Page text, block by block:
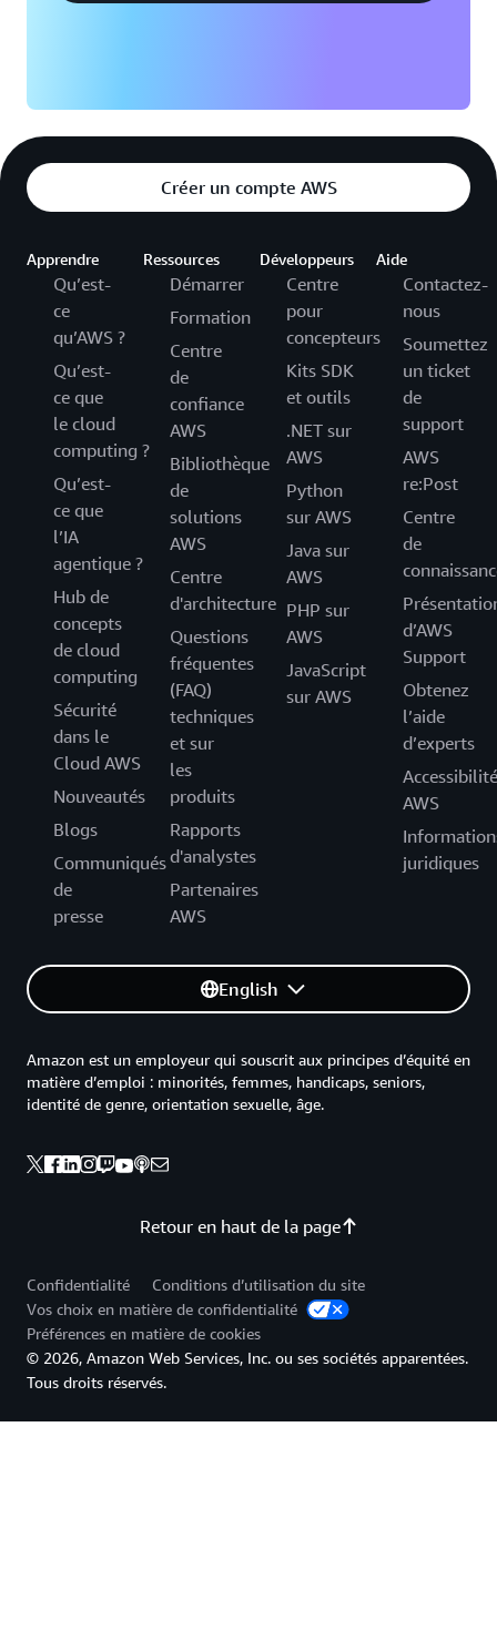
Créer un compte AWS
Apprendre
Qu’est-
ce
qu’AWS ?
Qu’est-
ce que
le cloud
computing ?
Qu’est-
ce que
l’IA
agentique ?
Hub de
concepts
de cloud
computing
Sécurité
dans le
Cloud AWS
Nouveautés
Blogs
Communiqués
de
presse
Ressources
Démarrer
Formation
Centre
de
confiance
AWS
Bibliothèque
de
solutions
AWS
Centre
d'architecture
Questions
fréquentes
(FAQ)
techniques
et sur
les
produits
Rapports
d'analystes
Partenaires
AWS
Développeurs
Centre
pour
concepteurs
Kits SDK
et outils
.NET sur
AWS
Python
sur AWS
Java sur
AWS
PHP sur
AWS
JavaScript
sur AWS
Aide
Contactez-
nous
Soumettez
un ticket
de
support
AWS
re:Post
Centre
de
d’AWS
Support
Obtenez
l’aide
d’experts
Accessibilité
AWS
juridiques
English
Retour en haut de la page
Amazon est un employeur qui souscrit aux principes d’équité en
matière d’emploi : minorités, femmes, handicaps, seniors,
identité de genre, orientation sexuelle, âge.
Confidentialité
Conditions d’utilisation du site
Vos choix en matière de confidentialité
Préférences en matière de cookies
© 2026, Amazon Web Services, Inc. ou ses sociétés apparentées.
Tous droits réservés.